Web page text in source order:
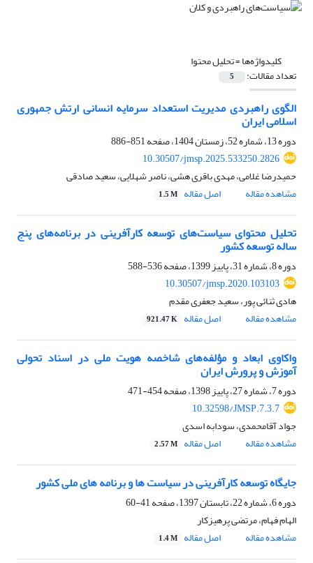
کلیدواژه‌ها =تحلیل محتوا
تعداد مقالات: 5
الگوی راهبردی مدیریت استعداد سرمایه انسانی ارتش جمهوری
اسلامی ایران
دوره 13، شماره 52، زمستان 1404، صفحه
851-886
10.30507/jmsp.2025.533250.2826
حمیدرضا غلامی، مهدی باقری هشی، ناصر شهلایی، سعید صادقی
مشاهده مقاله
اصل مقاله 1.5 M
تحلیل محتوای سیاست‌های توسعه کارآفرینی در برنامه‌های پنج
ساله توسعه کشور
دوره 8، شماره 31، پاییز 1399، صفحه
536-588
10.30507/jmsp.2020.103103
هادی ثنائی پور، سعید جعفری مقدم
مشاهده مقاله
اصل مقاله 921.47 K
واکاوی ابعاد و مؤلفه‌های شاخصه هویت ملی در اسناد تحولی
آموزش و پرورش ایران
دوره 7، شماره 27، پاییز 1398، صفحه
454-471
10.32598/JMSP.7.3.7
جواد آقامحمدی، سودابه اسدی
مشاهده مقاله
اصل مقاله 2.57 M
جایگاه توسعه کارآفرینی در سیاست ها و برنامه های ملی کشور
دوره 6، شماره 22، تابستان 1397، صفحه
41-60
الهام فهام، مرتضی پرهیزکار
مشاهده مقاله
اصل مقاله 1.4 M